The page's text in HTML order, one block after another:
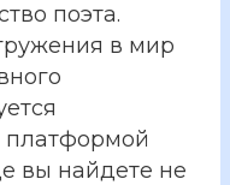
поэта.
в мир
платформой
вы найдете не